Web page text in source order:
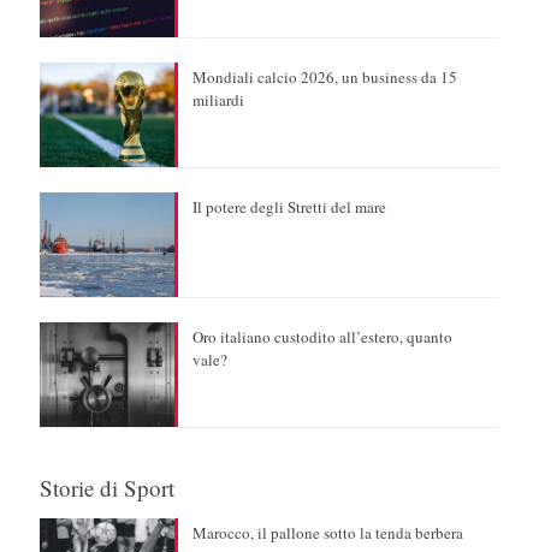
Mondiali calcio 2026, un business da 15
miliardi
Il potere degli Stretti del mare
Oro italiano custodito all’estero, quanto
vale?
Storie di Sport
Marocco, il pallone sotto la tenda berbera